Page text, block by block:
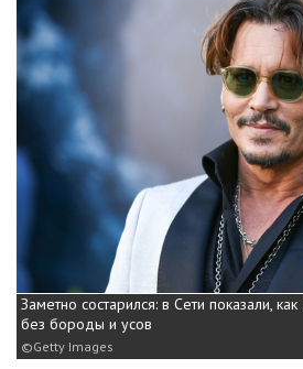
Заметно состарился: в Сети показали,
без бороды и усов
Getty Images